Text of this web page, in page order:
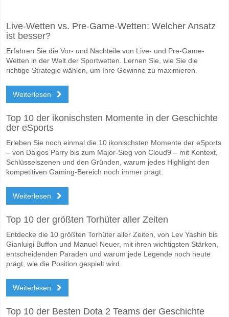
Das Spiel zwischen Korona Kielce v Widzew Lodz 15 May 2026 19:30.
Ein Unentschieden im Spiel hat eine Wahrscheinlichkeit von 36%.
Ja für Beide Teams Erzielen, mit einem Prozentsatz von 55%.
Wofür ist die richtige Ergebnisprognose Korona Kielce
Auf der riskanten Seite, können Sie das Korrektes Ergebnis von
Live-Wetten vs. Pre-Game-Wetten: Welcher Ansatz
ist besser?
Erfahren Sie die Vor- und Nachteile von Live- und Pre-Game-
Wetten in der Welt der Sportwetten. Lernen Sie, wie Sie die
richtige Strategie wählen, um Ihre Gewinne zu maximieren.
Weiterlesen
Top 10 der ikonischsten Momente in der Geschichte
der eSports
Erleben Sie noch einmal die 10 ikonischsten Momente der eSports
– von Daigos Parry bis zum Major-Sieg von Cloud9 – mit Kontext,
Schlüsselszenen und den Gründen, warum jedes Highlight den
kompetitiven Gaming-Bereich noch immer prägt.
Weiterlesen
Top 10 der größten Torhüter aller Zeiten
Entdecke die 10 größten Torhüter aller Zeiten, von Lev Yashin bis
Gianluigi Buffon und Manuel Neuer, mit ihren wichtigsten Stärken,
entscheidenden Paraden und warum jede Legende noch heute
prägt, wie die Position gespielt wird.
Weiterlesen
Top 10 der Besten Dota 2 Teams der Geschichte